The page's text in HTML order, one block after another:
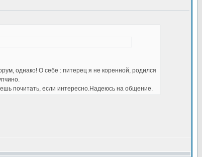
однако! О себе : питерец я не коренной, родился
почитать, если интересно.Надеюсь на общение.